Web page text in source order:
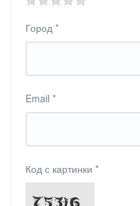
Город *
Email *
Код с картинки *